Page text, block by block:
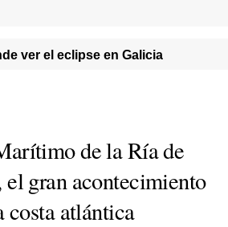
ver el eclipse en Galicia
de la Ría de
gran acontecimiento
costa atlántica